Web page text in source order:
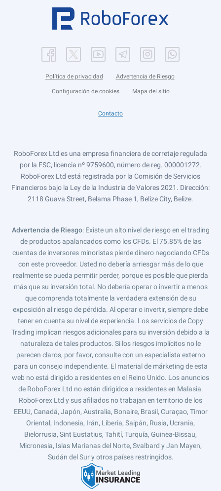
Política de privacidad Advertencia de Riesgo
Configuración de cookies Mapa del sitio
Contacto
RoboForex Ltd es una empresa financiera de corretaje regulada
por la FSC, licencia nº 9759600, número de reg. 000001272.
RoboForex Ltd está registrada por la Comisión de Servicios
Financieros bajo la Ley de la Industria de Valores 2021. Dirección:
2118 Guava Street, Belama Phase 1, Belize City, Belize.
Advertencia de Riesgo: Existe un alto nivel de riesgo en el trading
de productos apalancados como los CFDs. El 75.85% de las
cuentas de inversores minoristas pierde dinero negociando CFDs
con este proveedor. Usted no debería arriesgar más de lo que
realmente se pueda permitir perder, porque es posible que pierda
más que su inversión total. No debería operar o invertir a menos
que comprenda totalmente la verdadera extensión de su
exposición al riesgo de pérdida. Al operar o invertir, siempre debe
tener en cuenta su nivel de experiencia. Los servicios de Copy
Trading implican riesgos adicionales para su inversión debido a la
naturaleza de tales productos. Si los riesgos implícitos no le
parecen claros, por favor, consulte con un especialista externo
para un consejo independiente. El material de márketing de esta
web no está dirigido a residentes en el Reino Unido. Los anuncios
de RoboForex Ltd no están dirigidos a residentes en Malasia.
RoboForex Ltd y sus afiliados no trabajan en territorio de los
EEUU, Canadá, Japón, Australia, Bonaire, Brasil, Curaçao, Timor
Oriental, Indonesia, Irán, Liberia, Saipán, Rusia, Ucrania,
Bielorrusia, Sint Eustatius, Tahití, Turquía, Guinea-Bissau,
Micronesia, Islas Marianas del Norte, Svalbard y Jan Mayen,
Sudán del Sur y otros países restringidos.